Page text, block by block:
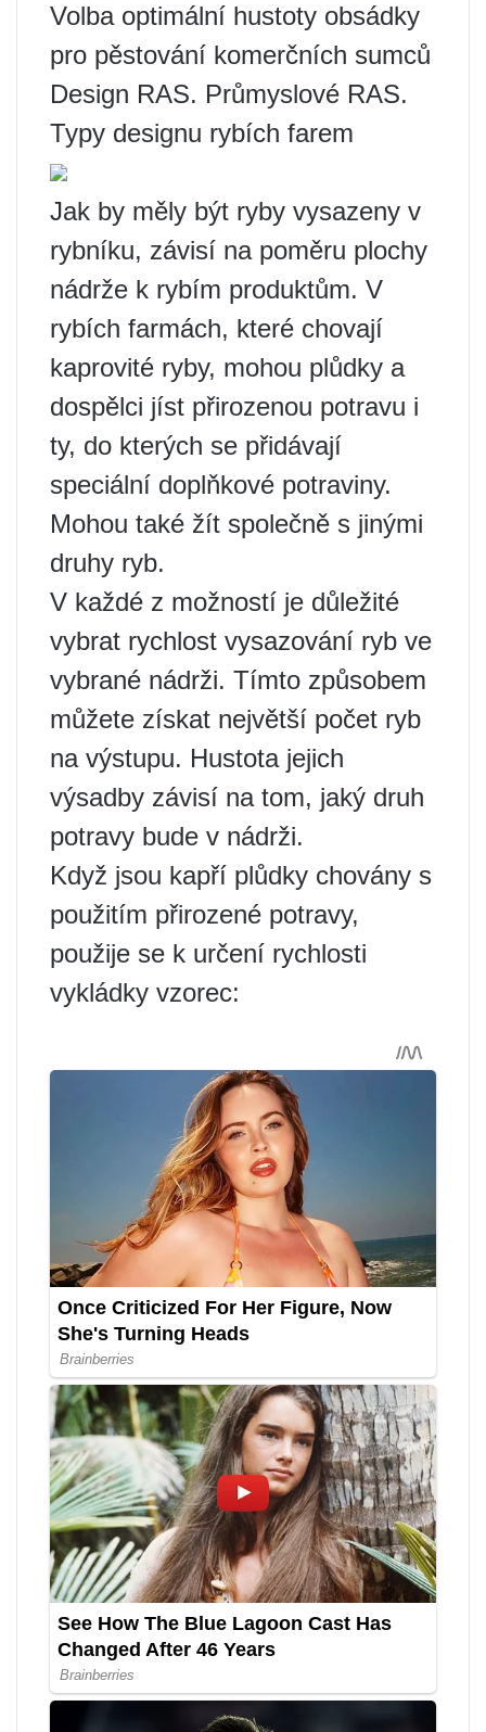
Volba optimální hustoty obsádky
pro pěstování komerčních sumců
Design RAS. Průmyslové RAS.
Typy designu rybích farem
Jak by měly být ryby vysazeny v
rybníku, závisí na poměru plochy
nádrže k rybím produktům. V
rybích farmách, které chovají
kaprovité ryby, mohou plůdky a
dospělci jíst přirozenou potravu i
ty, do kterých se přidávají
speciální doplňkové potraviny.
Mohou také žít společně s jinými
druhy ryb.
V každé z možností je důležité
vybrat rychlost vysazování ryb ve
vybrané nádrži. Tímto způsobem
můžete získat největší počet ryb
na výstupu. Hustota jejich
výsadby závisí na tom, jaký druh
potravy bude v nádrži.
Když jsou kapří plůdky chovány s
použitím přirozené potravy,
použije se k určení rychlosti
vykládky vzorec: